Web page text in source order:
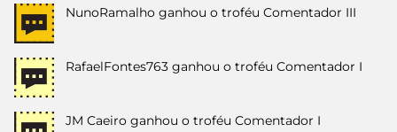
NunoRamalho ganhou o troféu Comentador III
RafaelFontes763 ganhou o troféu Comentador I
JM Caeiro ganhou o troféu Comentador I